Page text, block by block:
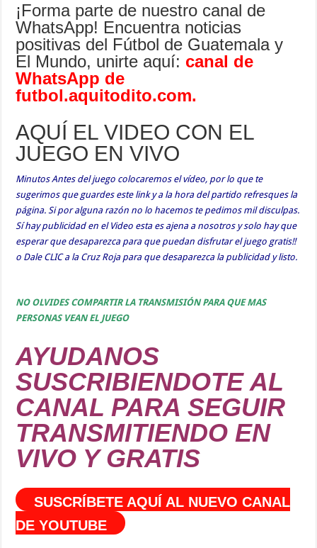
¡Forma parte de nuestro canal de
WhatsApp! Encuentra noticias
positivas del Fútbol de Guatemala y
El Mundo, unirte aquí: canal de
WhatsApp de
futbol.aquitodito.com.
AQUÍ EL VIDEO CON EL
JUEGO EN VIVO
Minutos Antes del juego colocaremos el vídeo, por lo que te
sugerimos que guardes este link y a la hora del partido refresques la
página. Si por alguna razón no lo hacemos te pedimos mil disculpas.
Sí hay publicidad en el Video esta es ajena a nosotros y solo hay que
esperar que desaparezca para que puedan disfrutar el juego gratis!!
o Dale CLIC a la Cruz Roja para que desaparezca la publicidad y listo.
NO OLVIDES COMPARTIR LA TRANSMISIÓN PARA QUE MAS
PERSONAS VEAN EL JUEGO
AYUDANOS
SUSCRIBIENDOTE AL
CANAL PARA SEGUIR
TRANSMITIENDO EN
VIVO Y GRATIS
SUSCRÍBETE AQUÍ AL NUEVO CANAL
DE YOUTUBE